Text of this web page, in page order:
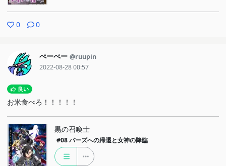
0 0
ぺーぺー @ruupin
2022-08-28 00:57
良い
お米食べろ！！！！！
黒の召喚士
#08 パーズへの帰還と女神の降臨